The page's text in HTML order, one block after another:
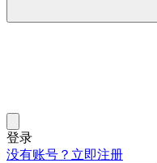
登录
没有账号？立即注册